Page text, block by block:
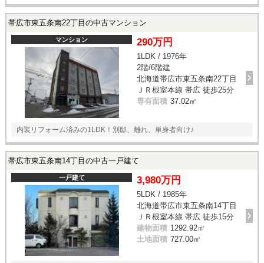
帯広市東五条南22丁目の中古マンション
マンション 290万円
1LDK / 1976年
2階/6階建
北海道帯広市東五条南22丁目
ＪＲ根室本線 帯広 徒歩25分
専有面積 37.02㎡
内装リフォーム済みの1LDK！別邸、離れ、単身者向け♪
帯広市東五条南14丁目の中古一戸建て
一戸建て 3,980万円
5LDK / 1985年
北海道帯広市東五条南14丁目
ＪＲ根室本線 帯広 徒歩15分
建物面積 1292.92㎡
土地面積 727.00㎡